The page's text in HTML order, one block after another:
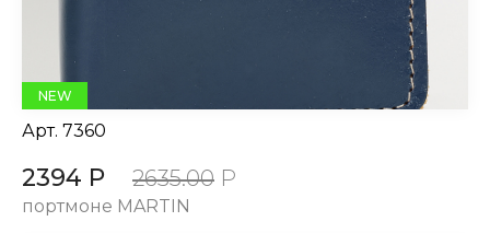
NEW
Арт. 7360
2394 Р 2635.00 Р
портмоне MARTIN